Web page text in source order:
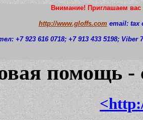
Внимание! Приглашаем
http://www.gloffs.com email: tax
+7 923 616 0718; +7 913 433 5198; Viber
помощь -